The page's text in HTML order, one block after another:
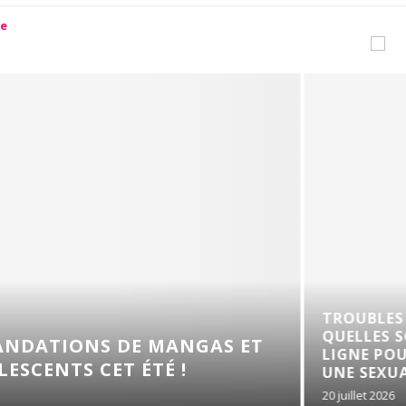
DE MANGAS ET
ÉTÉ !
TROUBLES DE
QUELLES SOLUTIONS
LIGNE POUR
UNE SEXUALITÉ...